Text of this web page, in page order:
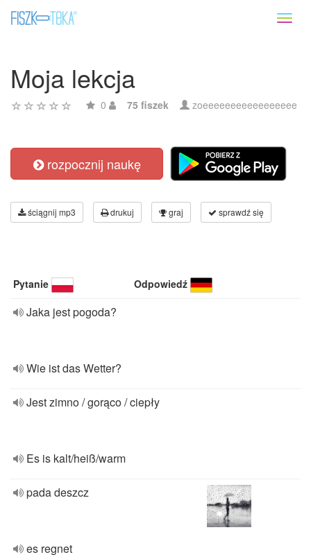
Moja lekcja
0 75 fiszek zoeeeeeeeeeeeeeeeee
rozpocznij naukę
ściągnij mp3 drukuj graj sprawdź się
Pytanie Odpowiedź
Jaka jest pogoda?
Wie ist das Wetter?
Jest zimno / gorąco / ciepły
Es is kalt/heiß/warm
pada deszcz
es regnet